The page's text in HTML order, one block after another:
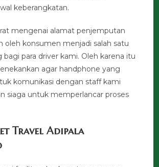
keberangkatan.
mengenai alamat penjemputan
oleh konsumen menjadi salah satu
para driver kami. Oleh karena itu
agar handphone yang
komunikasi dengan staff kami
siaga untuk memperlancar proses
Travel Adipala